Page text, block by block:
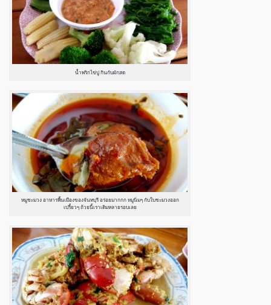
น้ำพริกไข่ปู กินกับผักสด
หมูชะมวง อาหารพื้นเมืองของจันทบุรี อร่อยมากกก หมูนิ่มๆ กับใบชะมวงออก
เปรี้ยวๆ ถ้วยนี้เราเติมหลายรอบเลย